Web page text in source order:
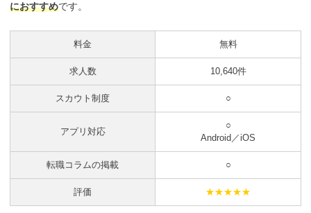
におすすめです。
料金 無料
求人数 10,640件
スカウト制度 ○
アプリ対応
○
Android／iOS
転職コラムの掲載 ○
評価 ★★★★★